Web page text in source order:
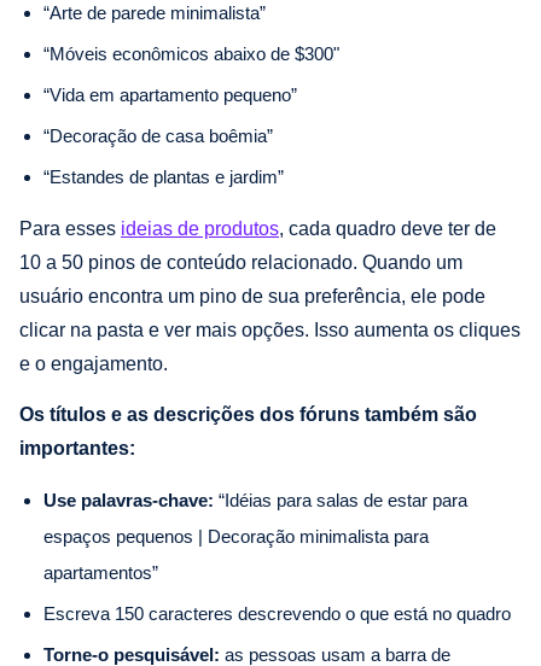
“Arte de parede minimalista”
“Móveis econômicos abaixo de $300"
“Vida em apartamento pequeno”
“Decoração de casa boêmia”
“Estandes de plantas e jardim”
Para esses ideias de produtos, cada quadro deve ter de
10 a 50 pinos de conteúdo relacionado. Quando um
usuário encontra um pino de sua preferência, ele pode
clicar na pasta e ver mais opções. Isso aumenta os cliques
e o engajamento.
Os títulos e as descrições dos fóruns também são
importantes:
Use palavras-chave: “Idéias para salas de estar para
espaços pequenos | Decoração minimalista para
apartamentos”
Escreva 150 caracteres descrevendo o que está no quadro
Torne-o pesquisável: as pessoas usam a barra de